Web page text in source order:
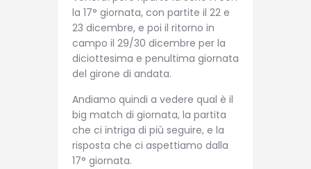
la 17° giornata, con partite il 22 e
23 dicembre, e poi il ritorno in
campo il 29/30 dicembre per la
diciottesima e penultima giornata
del girone di andata.
Andiamo quindi a vedere qual è il
big match di giornata, la partita
che ci intriga di più seguire, e la
risposta che ci aspettiamo dalla
17° giornata.